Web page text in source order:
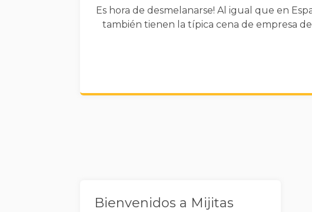
Es hora de desmelanarse! Al igual que en
también tienen la típica cena de empresa
Bienvenidos a Mijitas